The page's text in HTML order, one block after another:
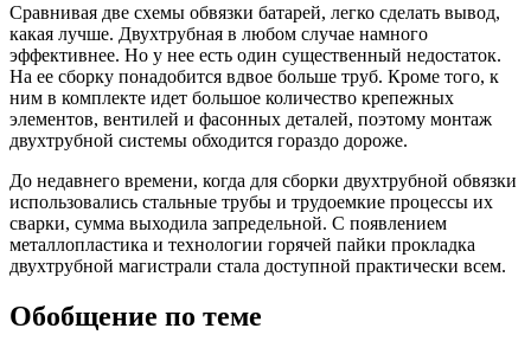
Сравнивая две схемы обвязки батарей, легко сделать вывод,
какая лучше. Двухтрубная в любом случае намного
эффективнее. Но у нее есть один существенный недостаток.
На ее сборку понадобится вдвое больше труб. Кроме того, к
ним в комплекте идет большое количество крепежных
элементов, вентилей и фасонных деталей, поэтому монтаж
двухтрубной системы обходится гораздо дороже.
До недавнего времени, когда для сборки двухтрубной обвязки
использовались стальные трубы и трудоемкие процессы их
сварки, сумма выходила запредельной. С появлением
металлопластика и технологии горячей пайки прокладка
двухтрубной магистрали стала доступной практически всем.
Обобщение по теме